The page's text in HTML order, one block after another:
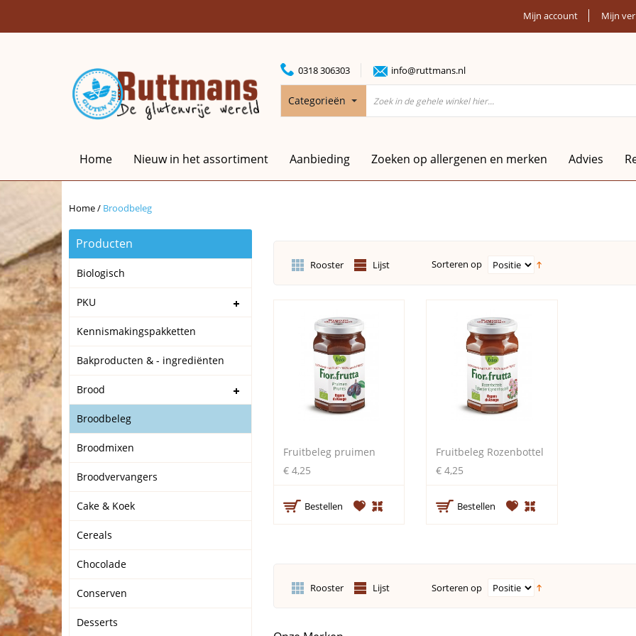
Mijn account Mijn
0318 306303 info@ruttmans.nl
Categorieën
Home Nieuw in het assortiment Aanbieding Zoeken op allergenen en merken Advies
Home/ Broodbeleg
Producten
Biologisch
PKU
Kennismakingspakketten
Bakproducten & - ingrediënten
Brood
Broodbeleg
Broodmixen
Broodvervangers
Cake & Koek
Cereals
Chocolade
Conserven
Desserts
Rooster Lijst Sorteren op
Fruitbeleg pruimen
€ 4,25
Bestellen
Fruitbeleg Rozenbottel
€ 4,25
Bestellen
Rooster Lijst Sorteren op